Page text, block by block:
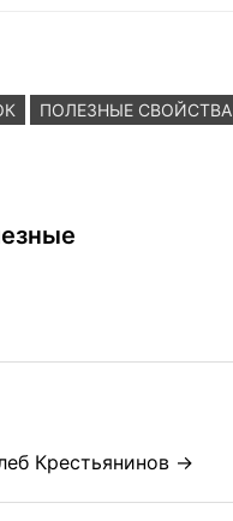
ПОЛЕЗНЫЕ СВОЙСТВА
Крестьянинов →